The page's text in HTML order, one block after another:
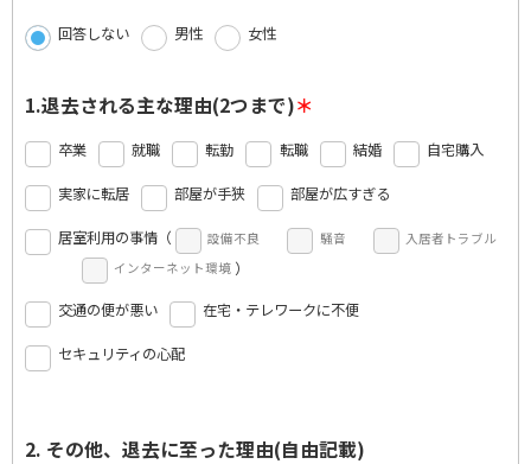
回答しない 男性 女性
1.退去される主な理由(2つまで)
卒業 就職 転勤 転職 結婚 自宅購入
実家に転居 部屋が手狭 部屋が広すぎる
居室利用の事情（ 設備不良 騒音
入居者トラブル
インターネット環境 ）
交通の便が悪い
在宅・テレワークに不便
セキュリティの心配
2. その他、退去に至った理由(自由記載)